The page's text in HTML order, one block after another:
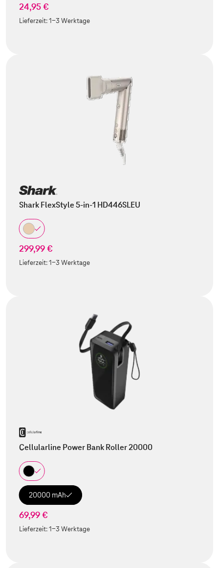
24,95 €
Lieferzeit:1-3 Werktage
Shark FlexStyle 5-in-1 HD446SLEU
299,99 €
Lieferzeit:1-3 Werktage
Cellularline Power Bank Roller 20000
20000 mAh
69,99 €
Lieferzeit:1-3 Werktage